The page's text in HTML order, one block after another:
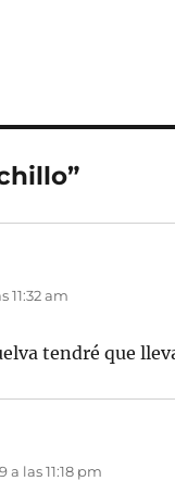
11:32 am
tendré que
las 11:18 pm